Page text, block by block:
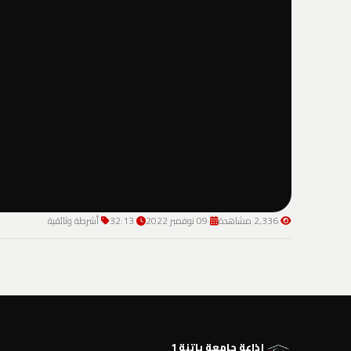
أشرطة وثائقية
إذاعة جامعة باتنة 1